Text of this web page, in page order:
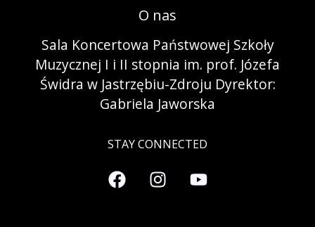
O nas
Sala Koncertowa Państwowej Szkoły
Muzycznej I i II stopnia im. prof. Józefa
Świdra w Jastrzębiu-Zdroju Dyrektor:
Gabriela Jaworska
STAY CONNECTED